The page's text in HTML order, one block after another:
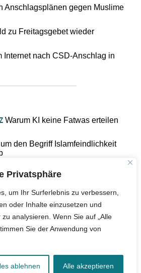
Privatsphäre
um Ihr Surferlebnis zu verbessern,
oder Inhalte einzusetzen und
analysieren. Wenn Sie auf „Alle
Sie der Anwendung von
ablehnen Alle akzeptieren
Anschlagsplänen gegen Muslime
zu Freitagsgebet wieder
Internet nach CSD-Anschlag in
Warum KI keine Fatwas erteilen
den Begriff Islamfeindlichkeit
MÜNSTEREine kritische Schwelle für
muslimische Welt eine neue
|Jobs Netiquette|Mediadaten